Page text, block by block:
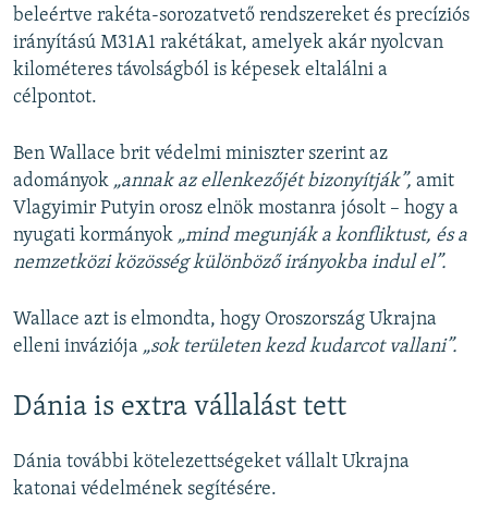
beleértve rakéta-sorozatvető rendszereket és precíziós
irányítású M31A1 rakétákat, amelyek akár nyolcvan
kilométeres távolságból is képesek eltalálni a
célpontot.
Ben Wallace brit védelmi miniszter szerint az
adományok „annak az ellenkezőjét bizonyítják”, amit
Vlagyimir Putyin orosz elnök mostanra jósolt – hogy a
nyugati kormányok „mind megunják a konfliktust, és a
nemzetközi közösség különböző irányokba indul el”.
Wallace azt is elmondta, hogy Oroszország Ukrajna
elleni inváziója „sok területen kezd kudarcot vallani”.
Dánia is extra vállalást tett
Dánia további kötelezettségeket vállalt Ukrajna
katonai védelmének segítésére.